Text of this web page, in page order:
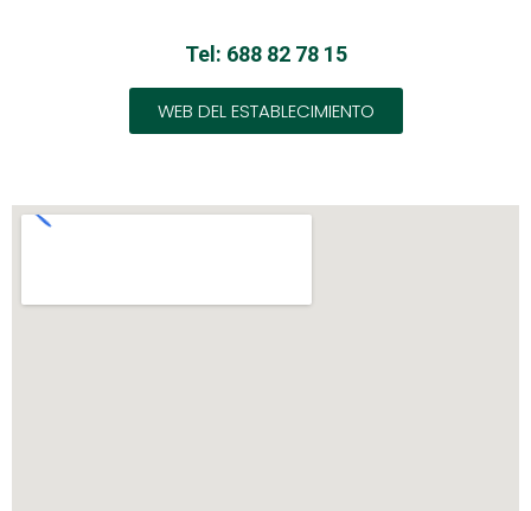
Tel: 688 82 78 15
WEB DEL ESTABLECIMIENTO